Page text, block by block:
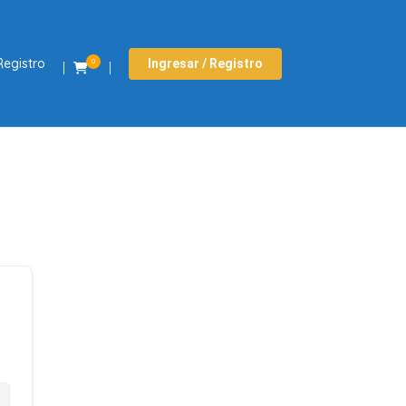
0 Ingresar / Registro